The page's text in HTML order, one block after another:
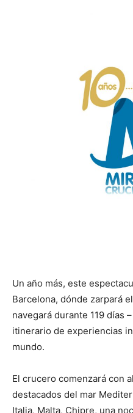
Un año más, este
Barcelona, dónde zarpará
navegará durante 119 días
itinerario de experiencias
mundo.
El crucero comenzará con
destacados del mar
Italia, Malta, Chipre, una